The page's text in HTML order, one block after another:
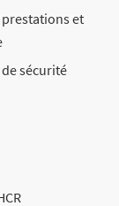
et
sécurité